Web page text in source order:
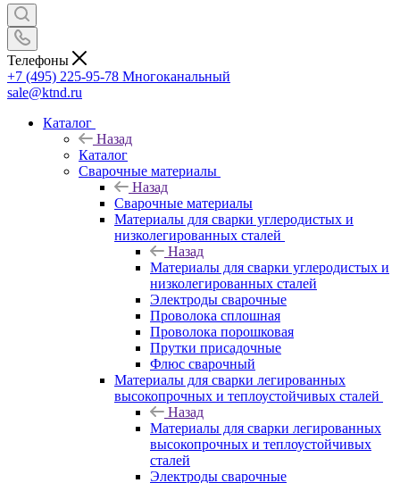
Телефоны
+7 (495) 225-95-78 Многоканальный
sale@ktnd.ru
Каталог
Назад
Каталог
Сварочные материалы
Назад
Сварочные материалы
Материалы для сварки углеродистых и
низколегированных сталей
Назад
Материалы для сварки углеродистых и
низколегированных сталей
Электроды сварочные
Проволока сплошная
Проволока порошковая
Прутки присадочные
Флюс сварочный
Материалы для сварки легированных
высокопрочных и теплоустойчивых сталей
Назад
Материалы для сварки легированных
высокопрочных и теплоустойчивых
сталей
Электроды сварочные